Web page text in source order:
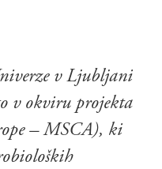
v Ljubljani
v okviru projekta
– MSCA), ki